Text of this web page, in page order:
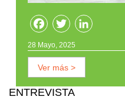
Facebook
Twitter
28 Mayo, 2025
Ver más >
ENTREVISTA